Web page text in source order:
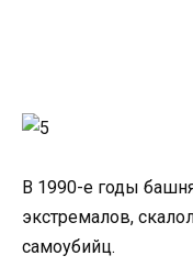
В 1990-е годы
экстремалов,
самоубийц.